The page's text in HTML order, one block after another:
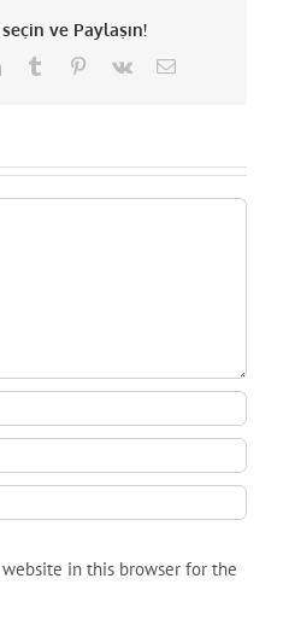
ve Paylaşın!
LinkedInTumblr Pinterest
Vk Email
website in this browser for the